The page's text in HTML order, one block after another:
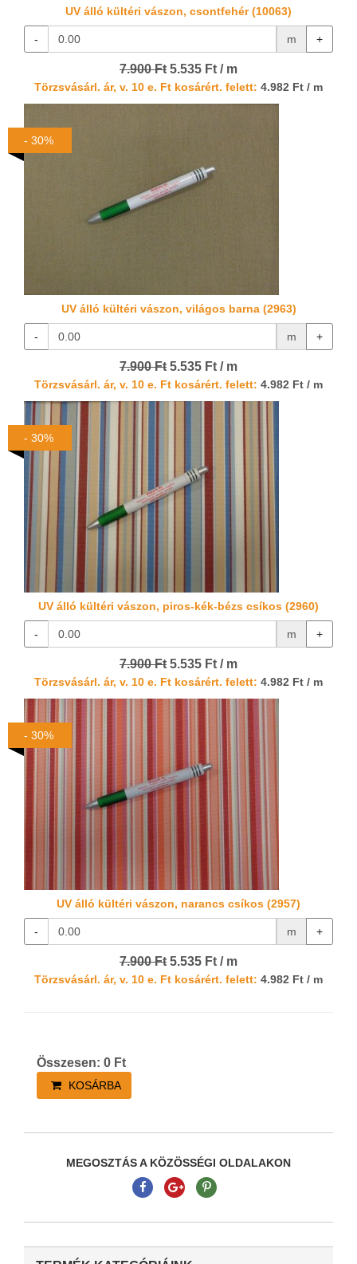
UV álló kültéri vászon, csontfehér (10063)
- m +
7.900 Ft 5.535 Ft / m
Törzsvásárl. ár, v. 10 e. Ft kosárért. felett: 4.982 Ft / m
UV álló kültéri vászon, világos barna (2963)
- m +
7.900 Ft 5.535 Ft / m
Törzsvásárl. ár, v. 10 e. Ft kosárért. felett: 4.982 Ft / m
- 30%
UV álló kültéri vászon, piros-kék-bézs csíkos (2960)
- m +
7.900 Ft 5.535 Ft / m
Törzsvásárl. ár, v. 10 e. Ft kosárért. felett: 4.982 Ft / m
- 30%
UV álló kültéri vászon, narancs csíkos (2957)
- m +
7.900 Ft 5.535 Ft / m
Törzsvásárl. ár, v. 10 e. Ft kosárért. felett: 4.982 Ft / m
- 30%
Összesen: 0 Ft
KOSÁRBA
MEGOSZTÁS A KÖZÖSSÉGI OLDALAKON